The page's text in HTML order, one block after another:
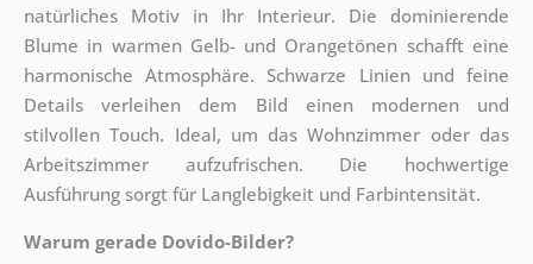
natürliches Motiv in Ihr Interieur. Die dominierende
Blume in warmen Gelb- und Orangetönen schafft eine
harmonische Atmosphäre. Schwarze Linien und feine
Details verleihen dem Bild einen modernen und
stilvollen Touch. Ideal, um das Wohnzimmer oder das
Arbeitszimmer aufzufrischen. Die hochwertige
Ausführung sorgt für Langlebigkeit und Farbintensität.
Warum gerade Dovido-Bilder?